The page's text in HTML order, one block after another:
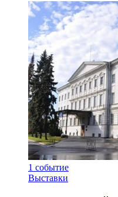
1 событие
Выставки